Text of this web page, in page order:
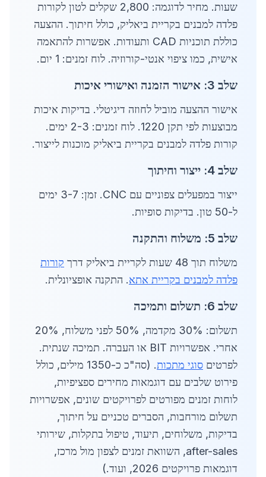
שעות. מחיר לדוגמה: 2,800 שקלים לטון לקורות
פלדה למבנים בקריית ביאליק, כולל חיתוך. ההצעה
כוללת תוכניות CAD ותעודות. אפשרות להתאמה
אישית, כמו ציפוי אנטי-קורוזיה. לוח זמנים: 1 יום.
שלב 3: אישור הזמנה ואישורי איכות
אישור ההצעה מוביל לחוזה דיגיטלי. בדיקות איכות
מבוצעות לפי תקן 1220. לוח זמנים: 2-3 ימים.
קורות פלדה למבנים בקריית ביאליק מוכנות לייצור.
שלב 4: ייצור וחיתוך
ייצור במפעלים צפוניים עם CNC. זמן: 3-7 ימים
ל-50 טון. בדיקות סופיות.
שלב 5: משלוח והתקנה
משלוח תוך 48 שעות לקריית ביאליק דרך
קורות
פלדה למבנים בקריית אתא. התקנה אופציונלית.
שלב 6: תשלום ותמיכה
תשלום: 30% מקדמה, 50% לפני משלוח, 20%
אחרי. אפשרויות BIT או העברה. תמיכה שנתית.
לפרטים סוגי מתכות
. (סה"כ כ-1350 מילים, כולל
פירוט שלבים עם דוגמאות מחירים ספציפיות,
לוחות זמנים מפורטים לפרויקטים שונים, אפשרויות
תשלום מורחבות, הסברים טכניים על חיתוך,
בדיקות, משלוחים, תיעוד, טיפול בתקלות, שירותי
after-sales, השוואת זמנים לצפון מול מרכז,
דוגמאות פרויקטים 2026, ועוד.)